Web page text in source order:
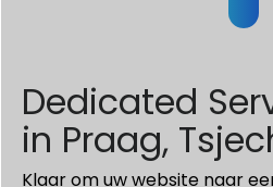
Dedicated
in Praag,
Klaar om uw website naar